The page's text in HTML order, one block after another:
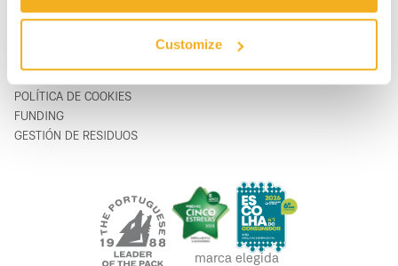
Customize
FAQ
POLÍTICA DE COOKIES
FUNDING
GESTIÓN DE RESIDUOS
marca elegida